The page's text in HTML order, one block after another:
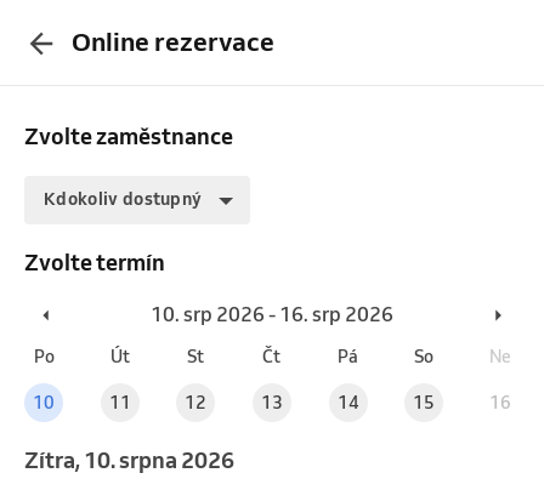
Online rezervace
Zvolte zaměstnance
Kdokoliv dostupný
Zvolte termín
10. srp 2026 - 16. srp 2026
Po Út St Čt Pá So Ne
10 11 12 13 14 15 16
Zítra, 10. srpna 2026